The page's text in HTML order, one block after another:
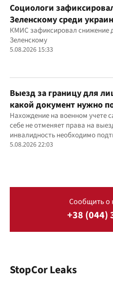
Социологи
Зеленскому среди
КМИС зафиксировал снижение
Зеленскому
5.08.2026 15:33
Выезд за границу для
какой документ нужно
Нахождение на военном учете
себе не отменяет права на
инвалидность необходимо
документально
5.08.2026 22:03
Сообщить о
+38 (044)
StopCor Leaks